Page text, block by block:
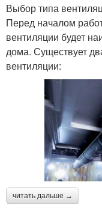
Выбор типа
Перед началом
вентиляции будет
дома. Существует
вентиляции:
читать дальше →